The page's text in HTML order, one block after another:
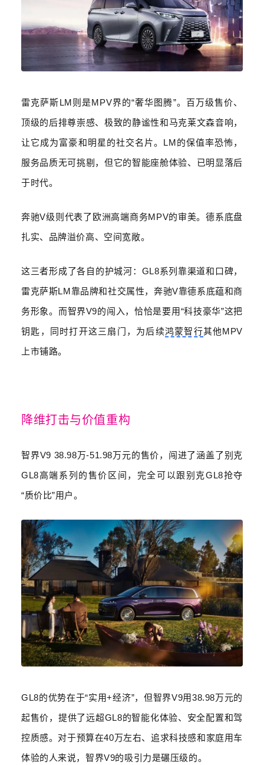
雷克萨斯LM则是MPV界的“奢华图腾”。百万级售价、
顶级的后排尊崇感、极致的静谧性和马克莱文森音响，
让它成为富豪和明星的社交名片。 LM的保值率恐怖，
服务品质无可挑剔，但它的智能座舱体验、已明显落后
于时代。
奔驰V级则代表了欧洲高端商务MPV的审美。德系底盘
扎实、品牌溢价高、空间宽敞。
这三者形成了各自的护城河： GL8系列靠渠道和口碑，
雷克萨斯LM靠品牌和社交属性，奔驰V靠德系底蕴和商
务形象。而智界V9的闯入，恰恰是要用“科技豪华”这把
钥匙，同时打开这三扇门，为后续鸿蒙智行其他MPV
上市铺路。
降维打击与价值重构
智界V9 38.98万-51.98万元的售价，闯进了涵盖了别克
GL8高端系列的售价区间，完全可以跟别克GL8抢夺
“质价比”用户。
GL8的优势在于“实用+经济”，但智界V9用38.98万元的
起售价，提供了远超GL8的智能化体验、安全配置和驾
控质感。对于预算在40万左右、追求科技感和家庭用车
体验的人来说，智界V9的吸引力是碾压级的。